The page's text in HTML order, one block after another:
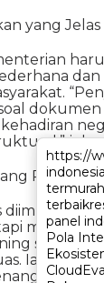
https://
indonesia
termurah
terbaik
panel
Pola
Cloud
https://
indonesia
termurah
terbaik
panel
Pola
Cloud
yang
dokumen
Proaktif
diimbau
system)
Ia